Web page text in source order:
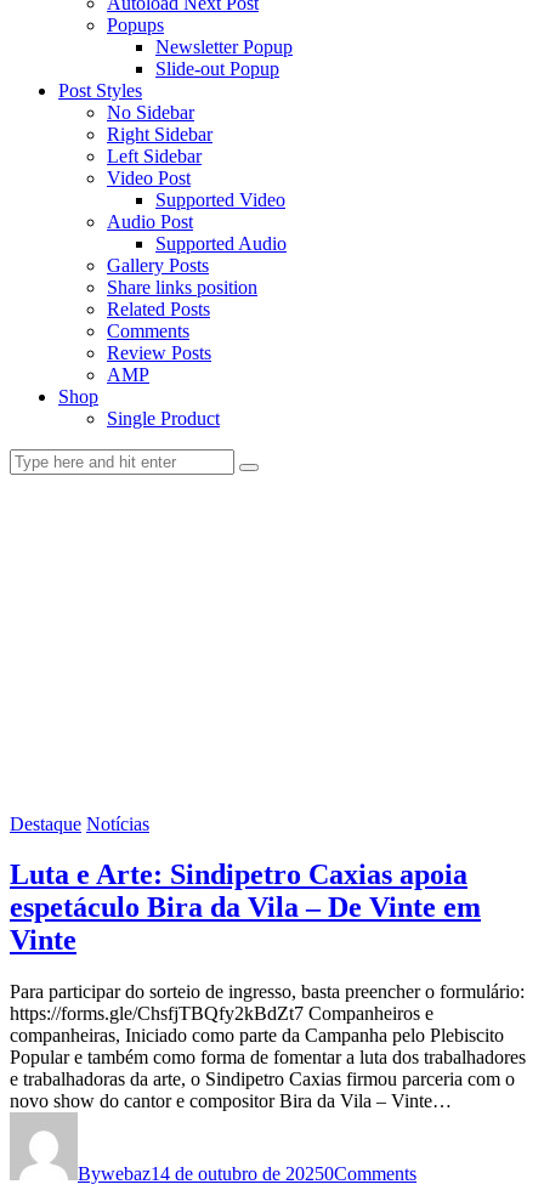
Popups
Newsletter Popup
Slide-out Popup
Post Styles
No Sidebar
Right Sidebar
Left Sidebar
Video Post
Supported Video
Audio Post
Supported Audio
Gallery Posts
Share links position
Related Posts
Comments
Review Posts
AMP
Shop
Single Product
Destaque Notícias
Luta e Arte: Sindipetro Caxias apoia
espetáculo Bira da Vila – De Vinte em
Vinte
Para participar do sorteio de ingresso, basta preencher o formulário:
https://forms.gle/ChsfjTBQfy2kBdZt7 Companheiros e
companheiras, Iniciado como parte da Campanha pelo Plebiscito
Popular e também como forma de fomentar a luta dos trabalhadores
e trabalhadoras da arte, o Sindipetro Caxias firmou parceria com o
novo show do cantor e compositor Bira da Vila – Vinte…
Bywebaz14 de outubro de 20250Comments